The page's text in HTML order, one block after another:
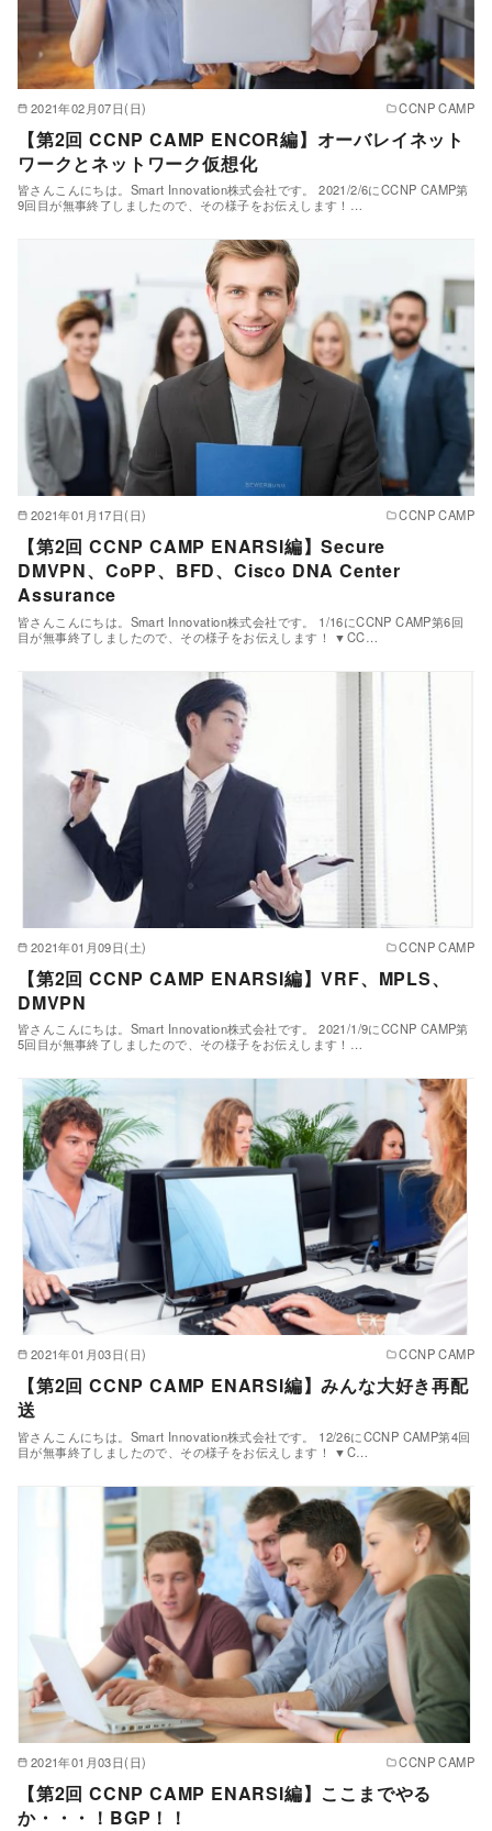
2021年02月07日(日) CCNP CAMP
【第2回 CCNP CAMP ENCOR編】オーバレイネット
ワークとネットワーク仮想化
皆さんこんにちは。Smart Innovation株式会社です。 2021/2/6にCCNP CAMP第
9回目が無事終了しましたので、その様子をお伝えします！…
2021年01月17日(日) CCNP CAMP
【第2回 CCNP CAMP ENARSI編】Secure
DMVPN、CoPP、BFD、Cisco DNA Center
Assurance
皆さんこんにちは。Smart Innovation株式会社です。 1/16にCCNP CAMP第6回
目が無事終了しましたので、その様子をお伝えします！ ▼CC…
2021年01月09日(土) CCNP CAMP
【第2回 CCNP CAMP ENARSI編】VRF、MPLS、
DMVPN
皆さんこんにちは。Smart Innovation株式会社です。 2021/1/9にCCNP CAMP第
5回目が無事終了しましたので、その様子をお伝えします！…
2021年01月03日(日) CCNP CAMP
【第2回 CCNP CAMP ENARSI編】みんな大好き再配
送
皆さんこんにちは。Smart Innovation株式会社です。 12/26にCCNP CAMP第4回
目が無事終了しましたので、その様子をお伝えします！ ▼C…
2021年01月03日(日) CCNP CAMP
【第2回 CCNP CAMP ENARSI編】ここまでやる
か・・・！BGP！！